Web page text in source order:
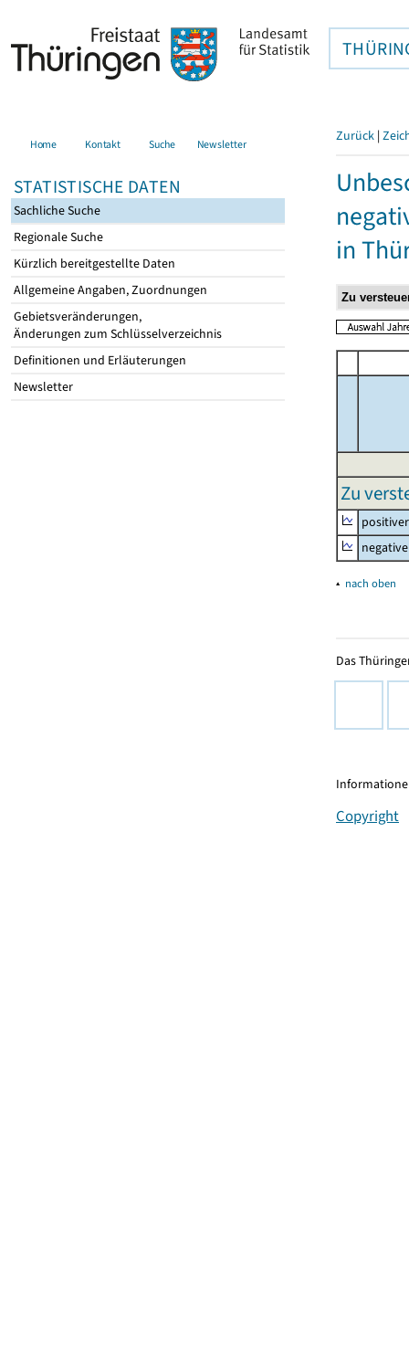
Home Kontakt Suche Newsletter
STATISTISCHE DATEN
Sachliche Suche
Regionale Suche
Kürzlich bereitgestellte Daten
Allgemeine Angaben, Zuordnungen
Gebietsveränderungen,
Änderungen zum Schlüsselverzeichnis
Definitionen und Erläuterungen
Newsletter
Zurück |
in
Zu
▴ nach oben
Das
Copyright